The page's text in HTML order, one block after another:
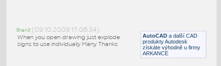
Dopravní značky - Německo
DWG Svislé značení
AutoCAD a další CAD
produkty Autodesk
získáte výhodně u firmy
ARKANCE
5han3 (09.10.2009 17:08:34)
When you open drawing just explode
signs to use individually Many Thanks